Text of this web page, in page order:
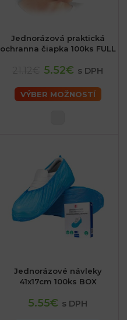
Jednorázová praktická
ochranna čiapka 100ks FULL
5.52€ s DPH
VÝBER MOŽNOSTÍ
Jednorázové návleky
41x17cm 100ks BOX
5.55€ s DPH